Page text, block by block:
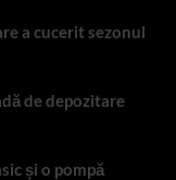
a cucerit sezonul
de depozitare
și o pompă